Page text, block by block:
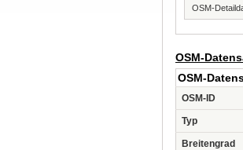
OSM-
OSM-
OSM-
OSM-ID
Typ
Breitengrad